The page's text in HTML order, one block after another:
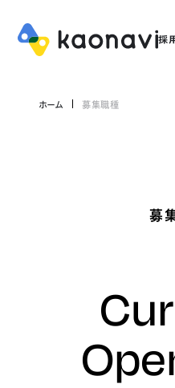
ホーム 募集職種
募